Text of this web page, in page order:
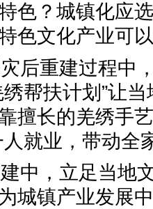
色？城镇化应
特色文化产业
后重建过程中
帮扶计划”让
擅长的羌绣手
人就业，带
中，立足当地
城镇产业发展